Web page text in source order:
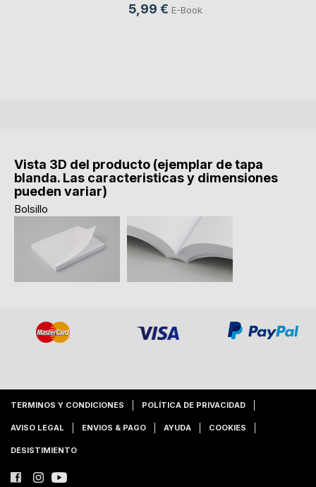
5,99 € E-Book
Vista 3D del producto (ejemplar de tapa
blanda. Las caracteristicas y dimensiones
pueden variar)
Bolsillo
TERMINOS Y CONDICIONES POLÍTICA DE PRIVACIDAD
AVISO LEGAL ENVIOS & PAGO AYUDA COOKIES
DESISTIMIENTO